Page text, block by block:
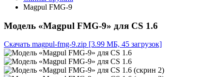
Magpul FMG-9
Модель «Magpul FMG-9» для CS 1.6
Скачать magpul-fmg-9.zip [3.99 МБ, 45 загрузок]